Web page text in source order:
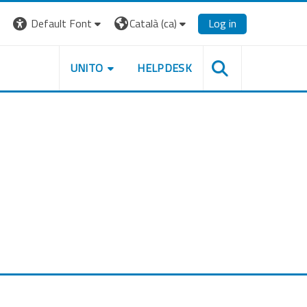
Default Font
Català ‎(ca)‎ Log in
UNITO HELPDESK